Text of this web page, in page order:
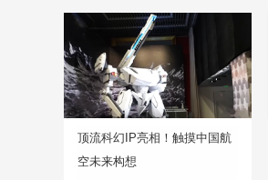
顶流科幻IP亮相！触摸中国航
空未来构想